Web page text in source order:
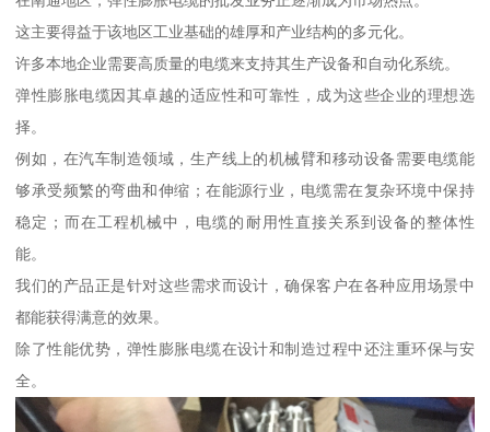
这主要得益于该地区工业基础的雄厚和产业结构的多元化。
许多本地企业需要高质量的电缆来支持其生产设备和自动化系统。
弹性膨胀电缆因其卓越的适应性和可靠性，成为这些企业的理想选
择。
例如，在汽车制造领域，生产线上的机械臂和移动设备需要电缆能
够承受频繁的弯曲和伸缩；在能源行业，电缆需在复杂环境中保持
稳定；而在工程机械中，电缆的耐用性直接关系到设备的整体性
能。
我们的产品正是针对这些需求而设计，确保客户在各种应用场景中
都能获得满意的效果。
除了性能优势，弹性膨胀电缆在设计和制造过程中还注重环保与安
全。